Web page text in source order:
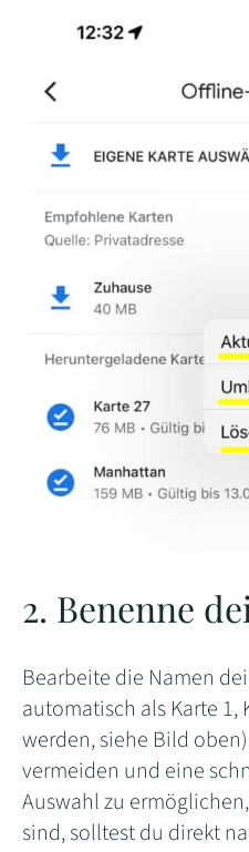
2. Benenne
Bearbeite die Namen
automatisch als Karte 1,
werden, siehe Bild
vermeiden und eine
Auswahl zu
sind, solltest du direkt